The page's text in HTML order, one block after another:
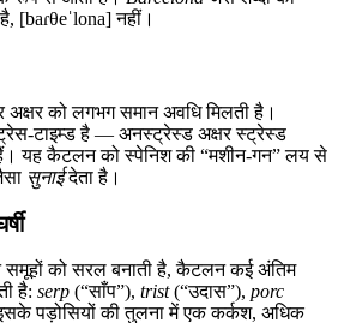
[baɾθeˈlona] नहीं।
अक्षर को लगभग समान अवधि मिलती है।
टाइम्ड है — अनस्ट्रेस्ड अक्षर स्ट्रेस्ड
यह कैटलन को स्पेनिश की “मशीन-गन” लय से
सुनाईदेता है।
समूहों को सरल बनाती है, कैटलन कई अंतिम
है: serp (“साँप”), trist(“उदास”), porc
पड़ोसियों की तुलना में एक कर्कश, अधिक